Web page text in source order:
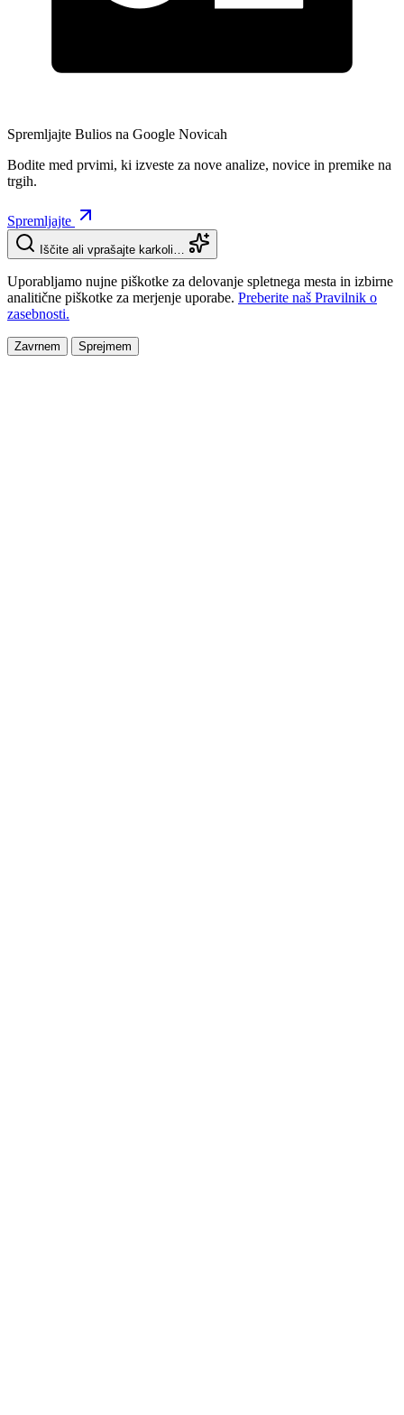
Spremljajte Bulios na Google Novicah
Bodite med prvimi, ki izveste za nove analize, novice in premike na
trgih.
Spremljajte
Iščite ali vprašajte karkoli…
Uporabljamo nujne piškotke za delovanje spletnega mesta in izbirne
analitične piškotke za merjenje uporabe. Preberite naš Pravilnik o
zasebnosti.
Zavrnem Sprejmem